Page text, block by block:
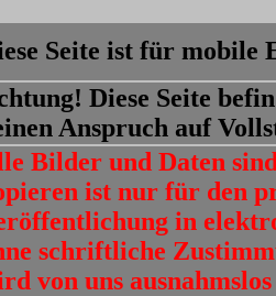
Seite ist für mobile
Diese Seite
Anspruch auf
Bilder und Daten
ist nur für den
in
schriftliche
von uns